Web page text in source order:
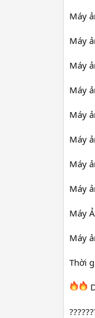
Máy
Máy
Máy
Máy
Máy
Máy
Máy
Máy
Máy
Máy
Thời